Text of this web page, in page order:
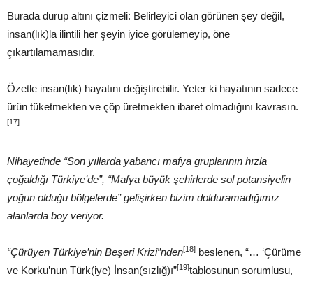
Burada durup altını çizmeli: Belirleyici olan görünen şey değil,
insan(lık)la ilintili her şeyin iyice görülemeyip, öne
çıkartılamamasıdır.
Özetle insan(lık) hayatını değiştirebilir. Yeter ki hayatının sadece
ürün tüketmekten ve çöp üretmekten ibaret olmadığını kavrasın.
[17]
Nihayetinde “Son yıllarda yabancı mafya gruplarının hızla
çoğaldığı Türkiye’de”, “Mafya büyük şehirlerde sol potansiyelin
yoğun olduğu bölgelerde” gelişirken bizim dolduramadığımız
alanlarda boy veriyor.
“Çürüyen Türkiye’nin Beşeri Krizi”nden[18] beslenen, “… ‘Çürüme
ve Korku’nun Türk(iye) İnsan(sızlığ)ı”[19]tablosunun sorumlusu,